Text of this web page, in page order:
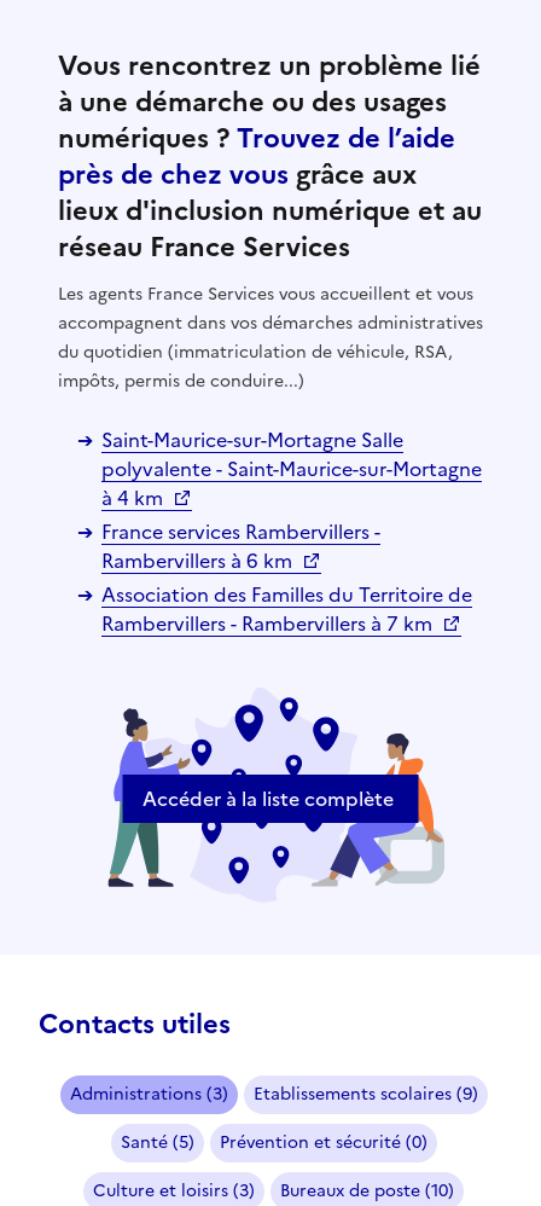
Vous rencontrez un problème lié
à une démarche ou des usages
numériques ?Trouvez de l’aide
près de chez vous grâce aux
lieux d'inclusion numérique et au
réseau France Services
Les agents France Services vous accueillent et vous
accompagnent dans vos démarches administratives
du quotidien (immatriculation de véhicule, RSA,
impôts, permis de conduire...)
Saint-Maurice-sur-Mortagne Salle
polyvalente - Saint-Maurice-sur-Mortagne
à 4 km
France services Rambervillers -
Rambervillers à 6 km
Association des Familles du Territoire de
Rambervillers - Rambervillers à 7 km
Accéder à la liste complète
Contacts utiles
Administrations (3)
Etablissements scolaires (9)
Santé (5)
Prévention et sécurité (0)
Culture et loisirs (3)
Bureaux de poste (10)